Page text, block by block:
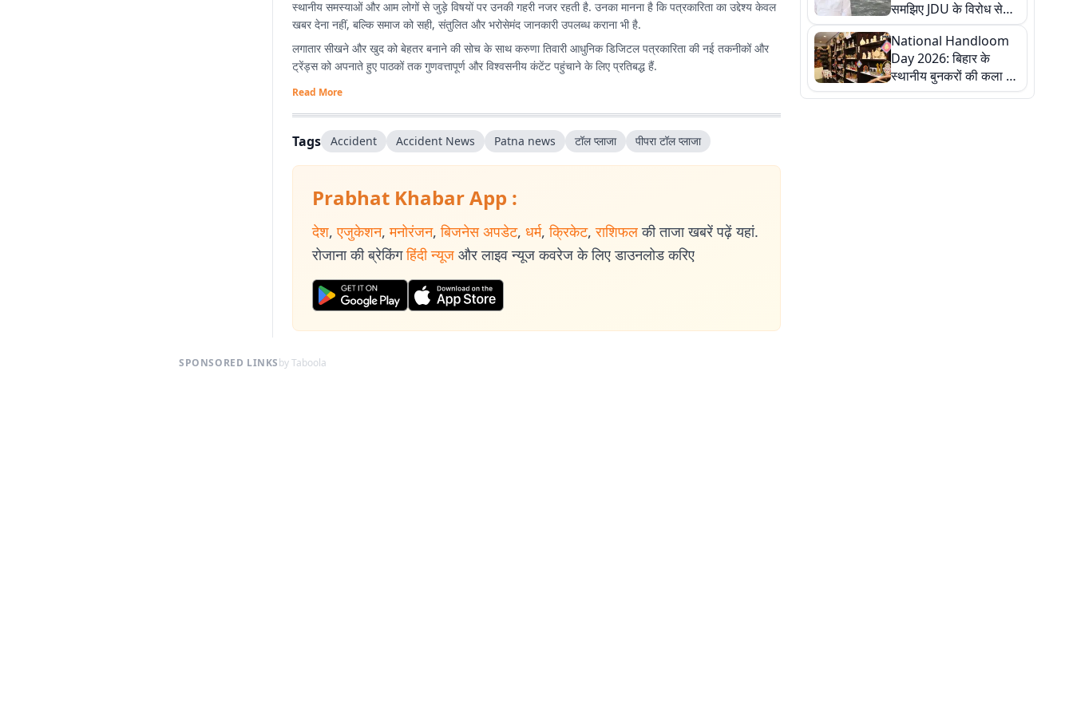
स्थानीय समस्याओं और आम लोगों से जुड़े विषयों पर उनकी गहरी नजर रहती है. उनका मानना है कि पत्रकारिता का उद्देश्य केवल
खबर देना नहीं, बल्कि समाज को सही, संतुलित और भरोसेमंद जानकारी उपलब्ध कराना भी है.
लगातार सीखने और खुद को बेहतर बनाने की सोच के साथ करुणा तिवारी आधुनिक डिजिटल पत्रकारिता की नई तकनीकों और
ट्रेंड्स को अपनाते हुए पाठकों तक गुणवत्तापूर्ण और विश्वसनीय कंटेंट पहुंचाने के लिए प्रतिबद्ध हैं.
Read More
Tags Accident Accident News Patna news टॉल प्लाजा पीपरा टॉल प्लाजा
Prabhat Khabar App :
देश, एजुकेशन, मनोरंजन, बिजनेस अपडेट, धर्म, क्रिकेट, राशिफल की ताजा खबरें पढ़ें यहां.
रोजाना की ब्रेकिंग हिंदी न्यूज और लाइव न्यूज कवरेज के लिए डाउनलोड करिए
समझिए JDU के विरोध से
लेकर बिहार पर असर तक
पूरी कहानी
National Handloom
Day 2026: बिहार के
स्थानीय बुनकरों की कला को
सलाम, तस्वीरों में देखें
SPONSORED LINKSby Taboola